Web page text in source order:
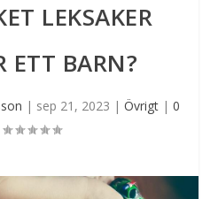
LEKSAKER
ETT BARN?
| sep 21, 2023 | Övrigt| 0